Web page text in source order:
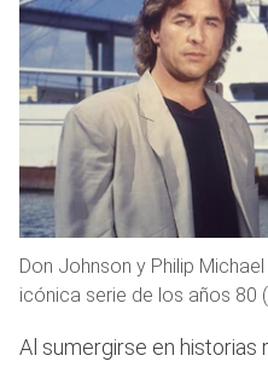
Don Johnson y Philip
icónica serie de los años 80
Al sumergirse en historias